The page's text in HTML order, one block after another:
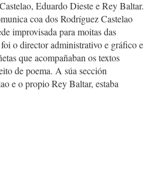
Eduardo Dieste e Rey Baltar.
coa dos Rodríguez Castelao
improvisada para moitas das
o director administrativo e gráfico e
que acompañaban os textos
de poema. A súa sección
e o propio Rey Baltar, estaba